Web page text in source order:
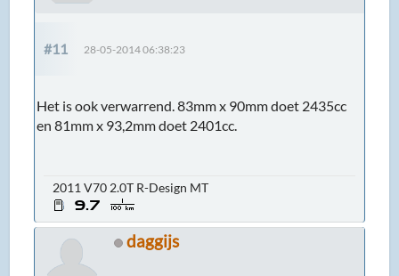
#11 28-05-2014 06:38:23
Het is ook verwarrend. 83mm x 90mm doet 2435cc
en 81mm x 93,2mm doet 2401cc.
2011 V70 2.0T R-Design MT
daggijs